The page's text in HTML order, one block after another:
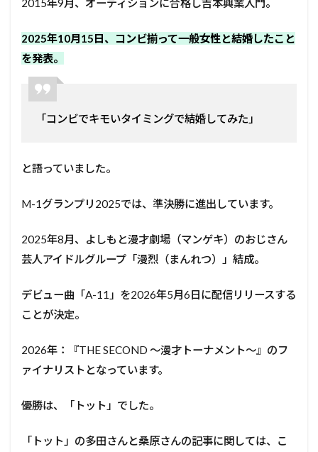
2015年9月、オーディションに合格し吉本興業入門。
2025年10月15日、コンビ揃って一般女性と結婚したこと
を発表。
「コンビでキモいタイミングで結婚してみた」
と語っていました。
M-1グランプリ2025では、準決勝に進出しています。
2025年8月、よしもと漫才劇場（マンゲキ）のおじさん
芸人アイドルグループ「漫烈（まんれつ）」結成。
デビュー曲「A-11」を2026年5月6日に配信リリースする
ことが決定。
2026年：『THE SECOND ～漫才トーナメント～』のフ
ァイナリストとなっています。
優勝は、「トット」でした。
「トット」の多田さんと桑原さんの記事に関しては、こ